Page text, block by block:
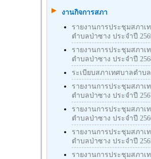
งานกิจการสภา
รายงานการประชุมสภาเ
ตำบลป่าซาง ประจำปี
รายงานการประชุมสภาเ
ตำบลป่าซาง ประจำปี
ระเบียบสภาเทศบาลตำบ
รายงานการประชุมสภาเ
ตำบลป่าซาง ประจำปี
รายงานการประชุมสภาเ
ตำบลป่าซาง ประจำปี
รายงานการประชุมสภาเ
ตำบลป่าซาง ประจำปี
รายงานการประชุมสภาเ